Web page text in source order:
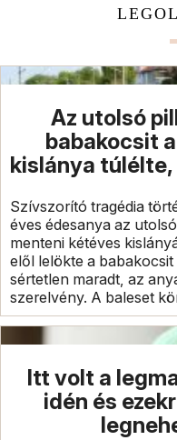
Az utolsó
babakocsit
kislánya
Szívszorító tragédia
éves édesanya az
menteni kétéves
elől lelökte a
sértetlen maradt, az
szerelvény. A baleset
Itt volt a
idén és